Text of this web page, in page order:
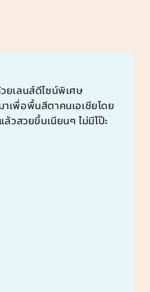
ยเลนส์ดีไซน์พิเศษ
เพื่อพื้นสีตาคนเอเชียโดย
ล้วสวยขึ้นเนียนๆ ไม่มีโป๊ะ